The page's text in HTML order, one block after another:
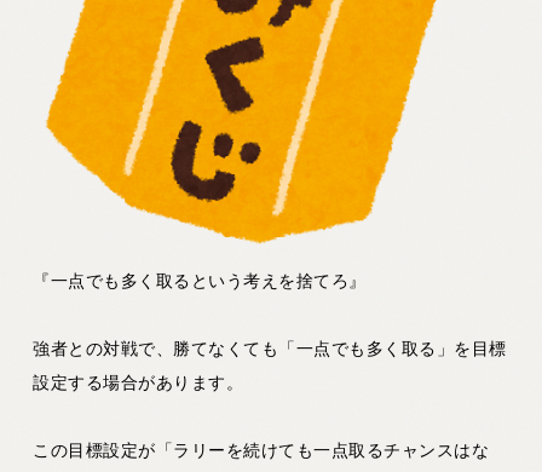
『一点でも多く取るという考えを捨てろ』
強者との対戦で、勝てなくても「一点でも多く取る」を目標
設定する場合があります。
この目標設定が「ラリーを続けても一点取るチャンスはな